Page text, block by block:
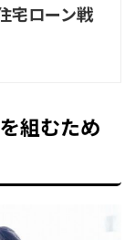
宅ローン戦
組むため